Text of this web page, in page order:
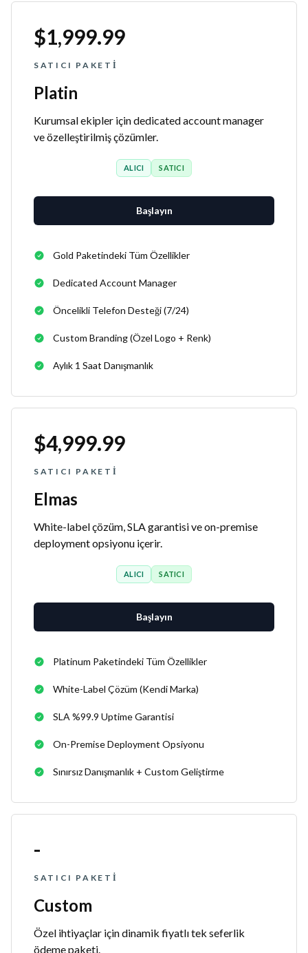
$1,999.99
SATICI PAKETI
Platin
Kurumsal ekipler için dedicated account manager
ve özelleştirilmiş çözümler.
ALICI SATICI
Başlayın
Gold Paketindeki Tüm Özellikler
Dedicated Account Manager
Öncelikli Telefon Desteği (7/24)
Custom Branding (özel Logo + Renk)
Aylık 1 Saat Danışmanlık
$4,999.99
SATICI PAKETI
Elmas
White-label çözüm, SLA garantisi ve on-premise
deployment opsiyonu içerir.
ALICI SATICI
Başlayın
Platinum Paketindeki Tüm Özellikler
White-Label Çözüm (kendi Marka)
SLA %99.9 Uptime Garantisi
On-Premise Deployment Opsiyonu
Sınırsız Danışmanlık + Custom Geliştirme
-
SATICI PAKETI
Custom
Özel ihtiyaçlar için dinamik fiyatlı tek seferlik
ödeme paketi.